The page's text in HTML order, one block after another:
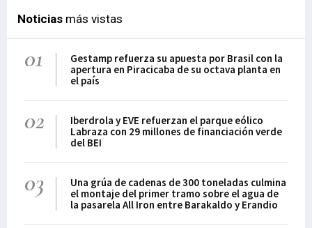
Noticias más vistas
01
Gestamp refuerza su apuesta por Brasil con la
apertura en Piracicaba de su octava planta en
el país
02
Iberdrola y EVE refuerzan el parque eólico
Labraza con 29 millones de financiación verde
del BEI
03
Una grúa de cadenas de 300 toneladas culmina
el montaje del primer tramo sobre el agua de
la pasarela All Iron entre Barakaldo y Erandio